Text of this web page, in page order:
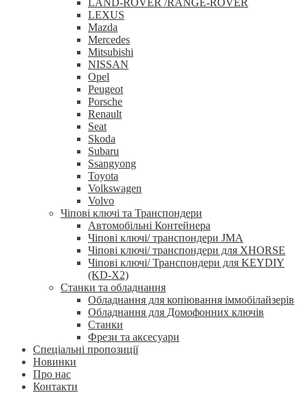
LAND-ROVER /RANGE-ROVER
LEXUS
Mazda
Mercedes
Mitsubishi
NISSAN
Opel
Peugeot
Porsche
Renault
Seat
Skoda
Subaru
Ssangyong
Toyota
Volkswagen
Volvo
Чіпові ключі та Транспондери
Автомобільні Контейнера
Чіпові ключі/ транспондери JMA
Чіпові ключі/ транспондери для XHORSE
Чіпові ключі/ Транспондери для KEYDIY
(KD-X2)
Станки та обладнання
Обладнання для копіювання іммобілайзерів
Обладнання для Домофонних ключів
Станки
Фрези та аксесуари
Спеціальні пропозиції
Новинки
Про нас
Контакти